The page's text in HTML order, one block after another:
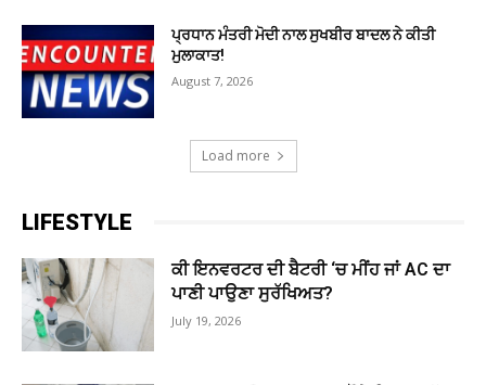
ਪ੍ਰਧਾਨ ਮੰਤਰੀ ਮੋਦੀ ਨਾਲ ਸੁਖਬੀਰ ਬਾਦਲ ਨੇ ਕੀਤੀ
ਮੁਲਾਕਾਤ!
August 7, 2026
Load more
LIFESTYLE
ਕੀ ਇਨਵਰਟਰ ਦੀ ਬੈਟਰੀ ‘ਚ ਮੀਂਹ ਜਾਂ AC ਦਾ
ਪਾਣੀ ਪਾਉਣਾ ਸੁਰੱਖਿਅਤ?
July 19, 2026